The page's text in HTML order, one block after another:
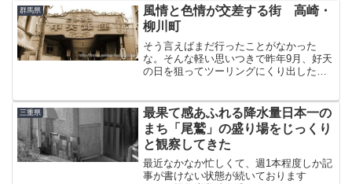
これについては日を改めてきちんと調べ
てから書きたいと思ってい...
群馬県
風情と色情が交差する街 高崎・
柳川町
そう言えばまだ行ったことがなかった
な。そんな軽い思いつきで昨年9月、好天
の日を狙ってツーリングにくり出した。
から見たかった高崎の赤線跡、柳川町で
あった。高崎銀座商店街柳川...
三重県
最果て感あふれる降水量日本一の
まち「尾鷲」の盛り場をじっくり
と観察してきた
最近なかなか忙しくて、週1本程度しか記
事が書けない状態が続いております